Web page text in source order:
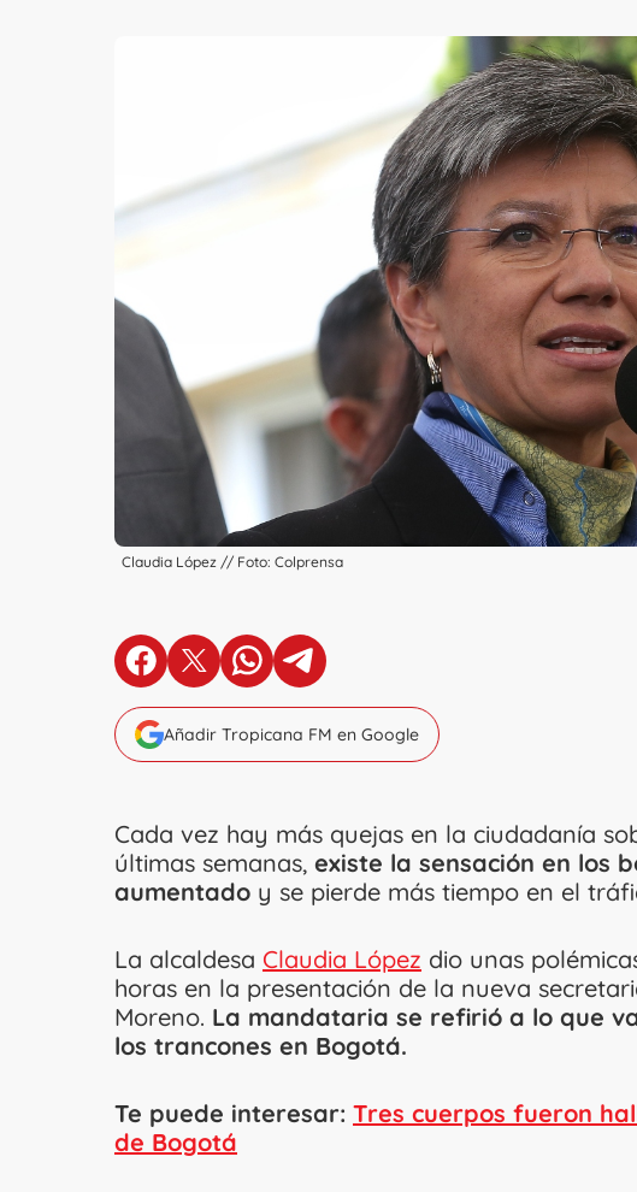
Claudia López // Foto: Colprensa
en Facebook
en X en Whatsapp
en Telegram
Añadir Tropicana FM en Google
Cada vez hay más quejas en la ciudadanía
últimas semanas, existe la sensación en los
aumentado y se pierde más tiempo en el
La alcaldesa Claudia López dio unas
horas en la presentación de la nueva
Moreno. La mandataria se refirió a lo que
los trancones en Bogotá.
Te puede interesar: Tres cuerpos fueron
de Bogotá